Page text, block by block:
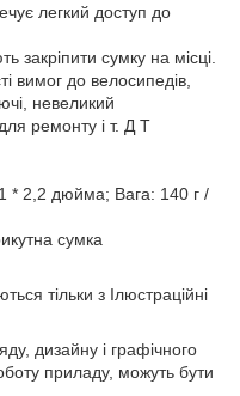
легкий доступ до
закріпити сумку на місці.
вимог до велосипедів,
невеликий
ремонту і т. Д Т
* 2,2 дюйма; Вага: 140 г /
сумка
тільки з Ілюстраційні
дизайну і графічного
приладу, можуть бути